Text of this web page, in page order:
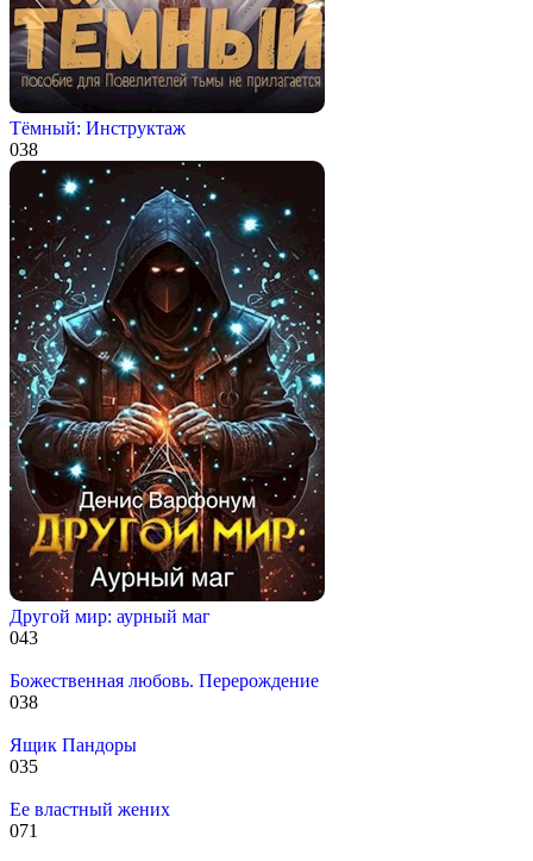
Тёмный: Инструктаж
038
Другой мир: аурный маг
043
Божественная любовь. Перерождение
038
Ящик Пандоры
035
Ее властный жених
071